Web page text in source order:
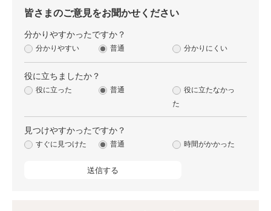
皆さまのご意見をお聞かせください
分かりやすかったですか？
分かりやすい 普通 分かりにくい
役に立ちましたか？
役に立った 普通
役に立たなかっ
た
見つけやすかったですか？
すぐに見つけた 普通 時間がかかった